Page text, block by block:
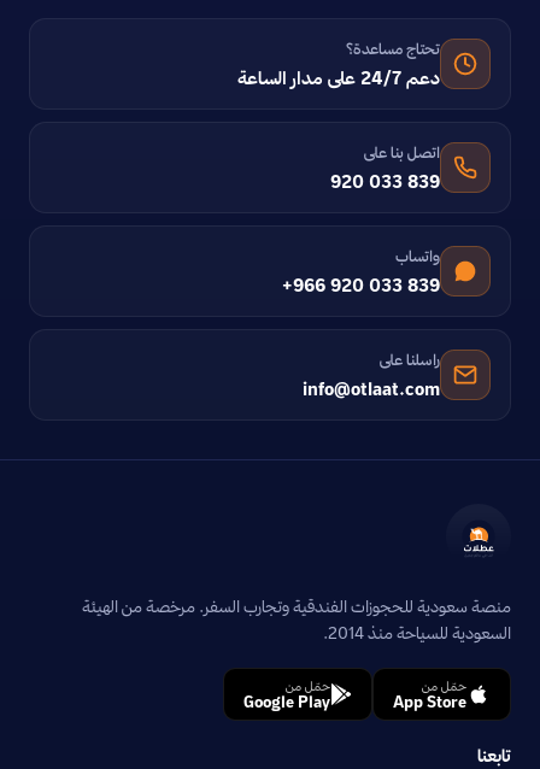
تحتاج مساعدة؟
دعم 24/7 على مدار الساعة
اتصل بنا على
920 033 839
واتساب
+966 920 033 839
راسلنا على
info@otlaat.com
منصة سعودية للحجوزات الفندقية وتجارب السفر. مرخصة من الهيئة
السعودية للسياحة منذ 2014.
حمّل من
App Store
حمّل من
Google Play
تابعنا